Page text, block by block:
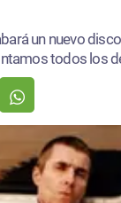
un nuevo
todos los